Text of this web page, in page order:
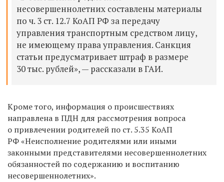
несовершеннолетних составлены материалы
по ч. 3 ст. 12.7 КоАП РФ за передачу
управления транспортным средством лицу,
не имеющему права управления. Санкция
статьи предусматривает штраф в размере
30 тыс. рублей», — рассказали в ГАИ.
Кроме того, информация о происшествиях
направлена в ПДН для рассмотрения вопроса
о привлечении родителей по ст. 5.35 КоАП
РФ «Неисполнение родителями или иными
законными представителями несовершеннолетних
обязанностей по содержанию и воспитанию
несовершеннолетних».